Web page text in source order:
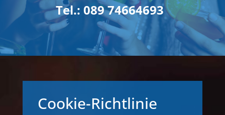
Tel.: 089 74664693
Cookie-Richtlinie